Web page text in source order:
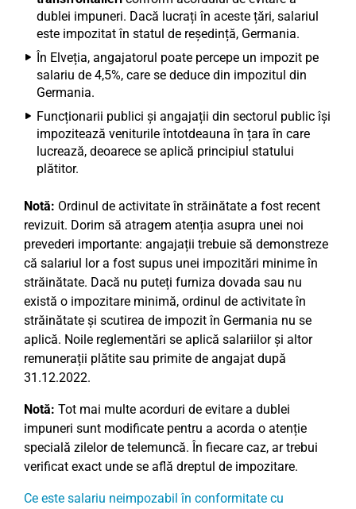
dublei impuneri. Dacă lucrați în aceste țări, salariul
este impozitat în statul de reședință, Germania.
În Elveția, angajatorul poate percepe un impozit pe
salariu de 4,5%, care se deduce din impozitul din
Germania.
Funcționarii publici și angajații din sectorul public își
impozitează veniturile întotdeauna în țara în care
lucrează, deoarece se aplică principiul statului
plătitor.
Notă: Ordinul de activitate în străinătate a fost recent
revizuit. Dorim să atragem atenția asupra unei noi
prevederi importante: angajații trebuie să demonstreze
că salariul lor a fost supus unei impozitări minime în
străinătate. Dacă nu puteți furniza dovada sau nu
există o impozitare minimă, ordinul de activitate în
străinătate și scutirea de impozit în Germania nu se
aplică. Noile reglementări se aplică salariilor și altor
remunerații plătite sau primite de angajat după
31.12.2022.
Notă: Tot mai multe acorduri de evitare a dublei
impuneri sunt modificate pentru a acorda o atenție
specială zilelor de telemuncă. În fiecare caz, ar trebui
verificat exact unde se află dreptul de impozitare.
Ce este salariu neimpozabil în conformitate cu